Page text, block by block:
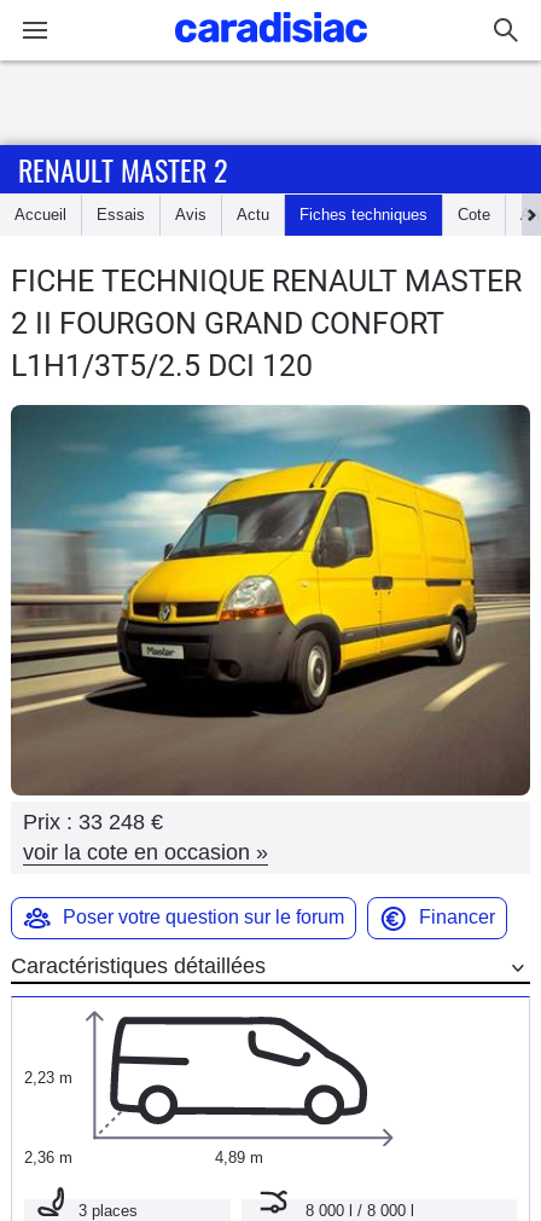
Accueil
Essais
Guide
d'achat
Electriques
Utilitaires
Auto
Services
Forum
Marques
RENAULT MASTER 2
Accueil Essais Avis Actu Fiches techniques Cote
FICHE TECHNIQUE RENAULT MASTER
2 II FOURGON GRAND CONFORT
L1H1/3T5/2.5 DCI 120
Prix : 33 248 €
voir la cote en occasion »
Poser votre question sur le forum Financer
Caractéristiques détaillées
2,23 m
2,36 m 4,89 m
3 places 8 000 l / 8 000 l